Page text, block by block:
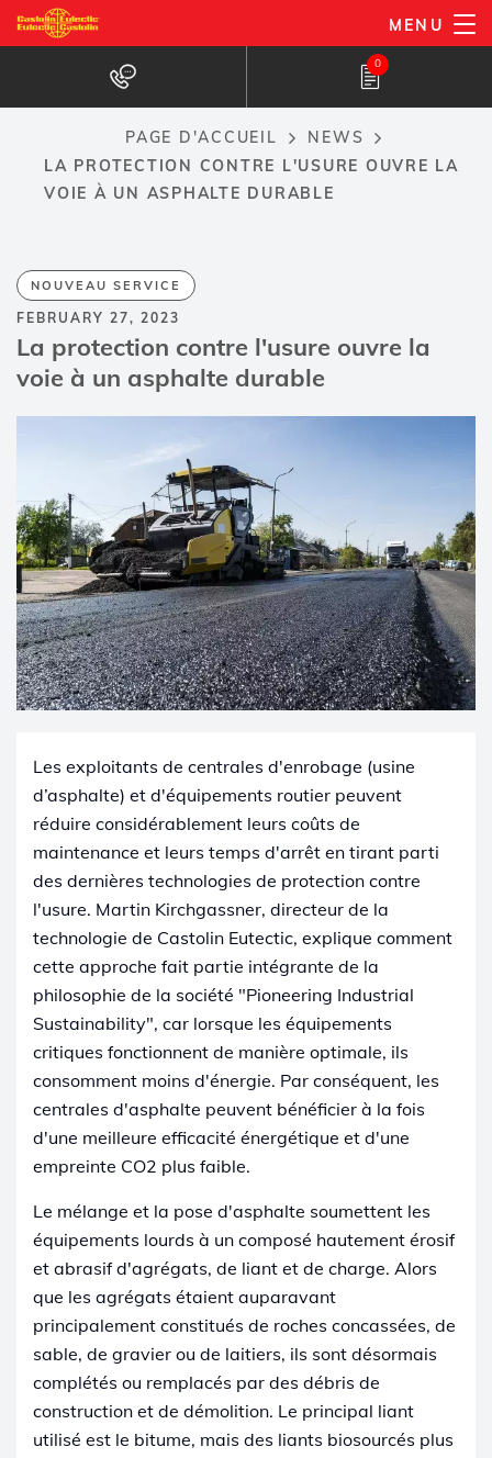
Aller
au
principal
MENU
0
Breadcrumb
PAGE D'ACCUEIL
NEWS
LA PROTECTION CONTRE L'USURE OUVRE LA
VOIE À UN ASPHALTE DURABLE
NOUVEAU SERVICE
FEBRUARY 27, 2023
La protection contre l'usure ouvre la
voie à un asphalte durable
Les exploitants de centrales d'enrobage (usine
d’asphalte) et d'équipements routier peuvent
réduire considérablement leurs coûts de
maintenance et leurs temps d'arrêt en tirant parti
des dernières technologies de protection contre
l'usure. Martin Kirchgassner, directeur de la
technologie de Castolin Eutectic, explique comment
cette approche fait partie intégrante de la
philosophie de la société "Pioneering Industrial
Sustainability", car lorsque les équipements
critiques fonctionnent de manière optimale, ils
consomment moins d'énergie. Par conséquent, les
centrales d'asphalte peuvent bénéficier à la fois
d'une meilleure efficacité énergétique et d'une
empreinte CO2 plus faible.
Le mélange et la pose d'asphalte soumettent les
équipements lourds à un composé hautement érosif
et abrasif d'agrégats, de liant et de charge. Alors
que les agrégats étaient auparavant
principalement constitués de roches concassées, de
sable, de gravier ou de laitiers, ils sont désormais
complétés ou remplacés par des débris de
construction et de démolition. Le principal liant
utilisé est le bitume, mais des liants biosourcés plus